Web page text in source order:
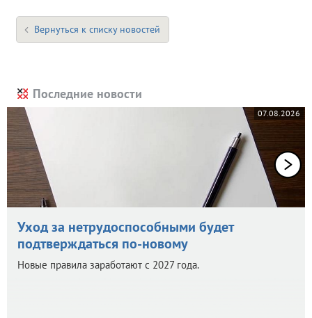
Вернуться к списку новостей
Последние новости
07.08.2026
Уход за нетрудоспособными будет
подтверждаться по-новому
Новые правила заработают с 2027 года.